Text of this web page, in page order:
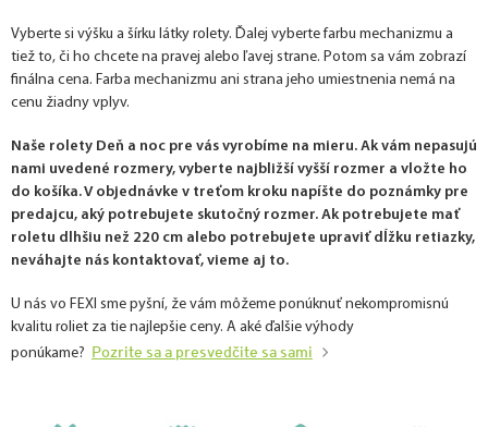
Vyberte si výšku a šírku látky rolety. Ďalej vyberte farbu mechanizmu a
tiež to, či ho chcete na pravej alebo ľavej strane. Potom sa vám zobrazí
finálna cena. Farba mechanizmu ani strana jeho umiestnenia nemá na
cenu žiadny vplyv.
Naše rolety Deň a noc pre vás vyrobíme na mieru. Ak vám nepasujú
nami uvedené rozmery, vyberte najbližší vyšší rozmer a vložte ho
do košíka. V objednávke v treťom kroku napíšte do poznámky pre
predajcu, aký potrebujete skutočný rozmer. Ak potrebujete mať
roletu dlhšiu než 220 cm alebo potrebujete upraviť dĺžku retiazky,
neváhajte nás kontaktovať, vieme aj to.
U nás vo FEXI sme pyšní, že vám môžeme ponúknuť nekompromisnú
kvalitu roliet za tie najlepšie ceny. A aké ďalšie výhody
ponúkame? Pozrite sa a presvedčite sa sami